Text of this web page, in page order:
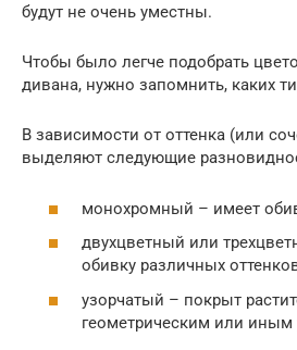
будут не очень уместны.
Чтобы было легче подобрать
дивана, нужно запомнить, каких
В зависимости от оттенка (или
выделяют следующие
монохромный – имеет
двухцветный или
обивку различных
узорчатый – покрыт
геометрическим или иным